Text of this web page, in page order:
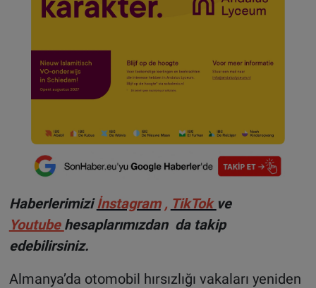
Haberlerimiziİnstagram , TikTok ve
Youtube hesaplarımızdan da takip
edebilirsiniz.
Almanya’da otomobil hırsızlığı vakaları yeniden